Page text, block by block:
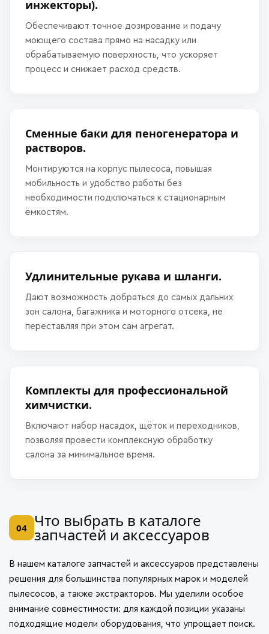
инжекторы).
Обеспечивают точное дозирование и подачу
моющего состава прямо на насадку или
обрабатываемую поверхность, что ускоряет
процесс и снижает расход средств.
Сменные баки для пеногенератора и
растворов.
Монтируются на корпус пылесоса, повышая
мобильность и удобство работы без
необходимости подключаться к стационарным
ёмкостям.
Удлинительные рукава и шланги.
Дают возможность добраться до самых дальних
зон салона, багажника и моторного отсека, не
переставляя при этом сам агрегат.
Комплекты для профессиональной
химчистки.
Включают набор насадок, щёток и переходников,
позволяя провести комплексную обработку
салона за минимальное время.
04 Что выбрать в каталоге
запчастей и аксессуаров
В нашем каталоге запчастей и аксессуаров представлены
решения для большинства популярных марок и моделей
пылесосов, а также экстракторов. Мы уделили особое
внимание совместимости: для каждой позиции указаны
подходящие модели оборудования, что упрощает поиск.